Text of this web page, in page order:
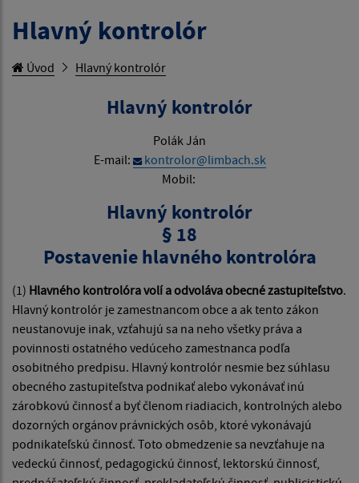
Hlavný kontrolór
Úvod Hlavný kontrolór
Hlavný kontrolór
Polák Ján
E-mail:
kontrolor@limbach.sk
Mobil:
Hlavný kontrolór
§ 18
Postavenie hlavného kontrolóra
(1) Hlavného kontrolóra volí a odvoláva obecné zastupiteľstvo.
Hlavný kontrolór je zamestnancom obce a ak tento zákon
neustanovuje inak, vzťahujú sa na neho všetky práva a
povinnosti ostatného vedúceho zamestnanca podľa
osobitného predpisu. Hlavný kontrolór nesmie bez súhlasu
obecného zastupiteľstva podnikať alebo vykonávať inú
zárobkovú činnosť a byť členom riadiacich, kontrolných alebo
dozorných orgánov právnických osôb, ktoré vykonávajú
podnikateľskú činnosť. Toto obmedzenie sa nevzťahuje na
vedeckú činnosť, pedagogickú činnosť, lektorskú činnosť,